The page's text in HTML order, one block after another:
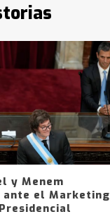
y Menem
ante el Marketing